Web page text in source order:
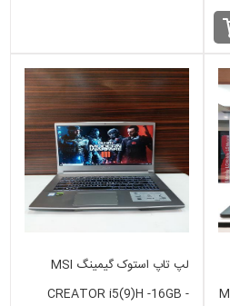
لپ تاپ استوک گیمینگ MSI
CREATOR i5(9)H -16GB -